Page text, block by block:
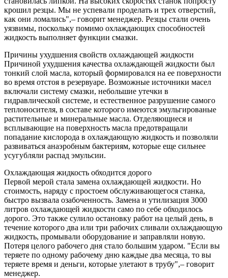
крошил резцы. Мы не успевали проделать и трех отверстий,
как они ломались",– говорит менеджер. Резцы стали очень
уязвимы, поскольку помимо охлаждающих способностей
жидкость выполняет функции смазки.
Причины ухудшения свойств охлаждающей жидкости
Причиной ухудшения качества охлаждающей жидкости был
тонкий слой масла, который формировался на ее поверхности
во время отстоя в резервуаре. Возможные источники масел
включали систему смазки, небольшие утечки в
гидравлической системе, и естественное разрушение самого
теплоносителя, в составе которого имеются эмульгированые
растительные и минеральные масла. Отделяющиеся и
всплывающие на поверхность масла предотвращали
попадание кислорода в охлаждающую жидкость и позволяли
развиваться анаэробным бактериям, которые еще сильнее
усугубляли распад эмульсии.
Охлаждающая жидкость обходится дорого
Первой мерой стала замена охлаждающей жидкости. Но
стоимость, наряду с простоем обслуживающегося станка,
быстро вызвала озабоченность. Замена и утилизация 3000
литров охлаждающей жидкости само по себе обходилось
дорого. Это также сулило остановку работ на целый день, в
течение которого два или три рабочих сливали охлаждающую
жидкость, промывали оборудование и заправляли новую.
Потеря целого рабочего дня стало большим ударом. "Если вы
теряете по одному рабочему дню каждые два месяца, то вы
теряете время и деньги, которые улетают в трубу",– говорит
менеджер.